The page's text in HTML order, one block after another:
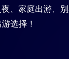
、家庭出游、
选择！